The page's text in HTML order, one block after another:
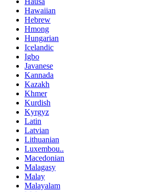
Hawaiian
Hebrew
Hmong
Hungarian
Icelandic
Igbo
Javanese
Kannada
Kazakh
Khmer
Kurdish
Kyrgyz
Latin
Latvian
Lithuanian
Luxembou..
Macedonian
Malagasy
Malay
Malayalam